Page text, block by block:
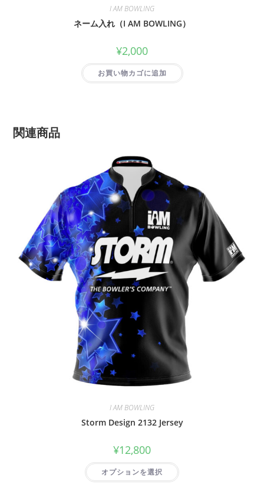
I AM BOWLING
ネーム入れ（I AM BOWLING）
¥2,000
お買い物カゴに追加
関連商品
I AM BOWLING
Storm Design 2132 Jersey
¥12,800
オプションを選択